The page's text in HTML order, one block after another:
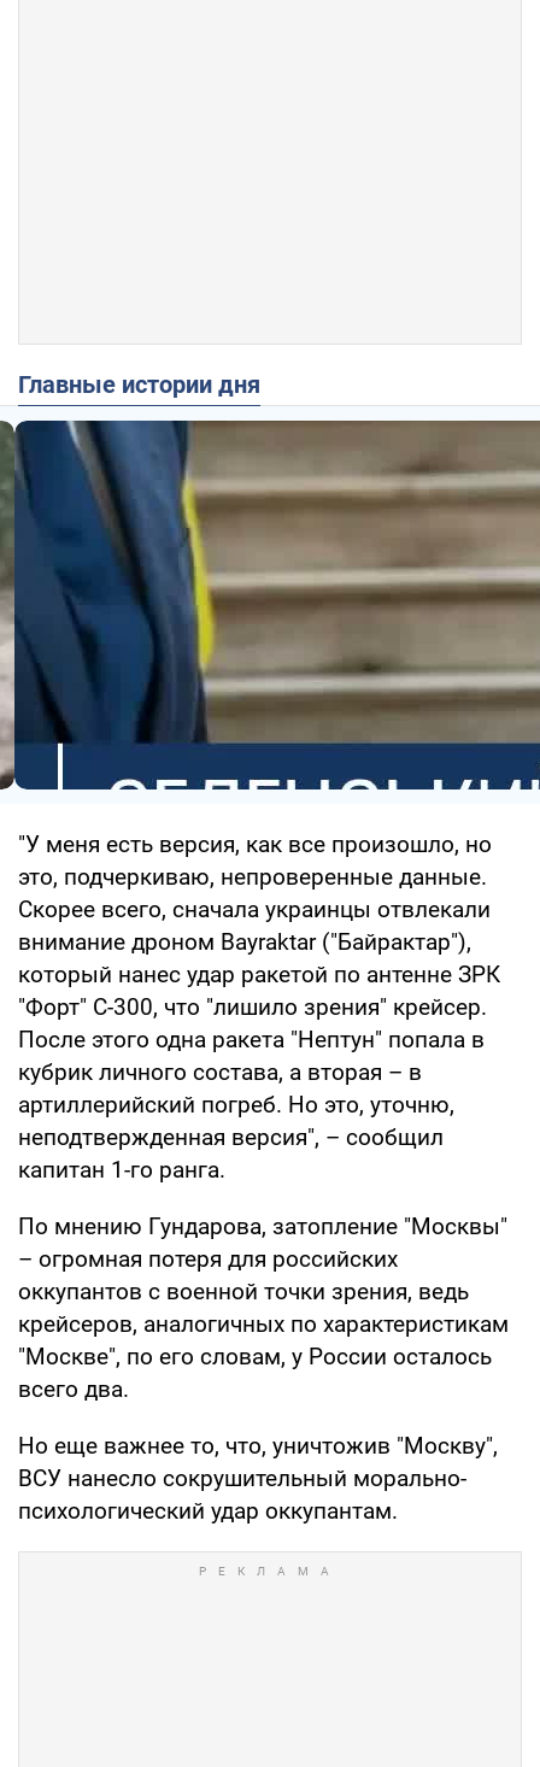
Главные истории дня
"У меня есть версия, как все произошло, но
это, подчеркиваю, непроверенные данные.
Скорее всего, сначала украинцы отвлекали
внимание дроном Bayraktar ("Байрактар"),
который нанес удар ракетой по антенне ЗРК
"Форт" C-300, что "лишило зрения" крейсер.
После этого одна ракета "Нептун" попала в
кубрик личного состава, а вторая – в
артиллерийский погреб. Но это, уточню,
неподтвержденная версия", – сообщил
капитан 1-го ранга.
По мнению Гундарова, затопление "Москвы"
– огромная потеря для российских
оккупантов с военной точки зрения, ведь
крейсеров, аналогичных по характеристикам
"Москве", по его словам, у России осталось
всего два.
Но еще важнее то, что, уничтожив "Москву",
ВСУ нанесло сокрушительный морально-
психологический удар оккупантам.